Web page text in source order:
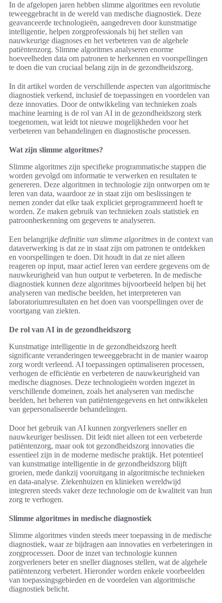
In de afgelopen jaren hebben slimme algoritmes een revolutie
teweeggebracht in de wereld van medische diagnostiek. Deze
geavanceerde technologieën, aangedreven door kunstmatige
intelligentie, helpen zorgprofessionals bij het stellen van
nauwkeurige diagnoses en het verbeteren van de algehele
patiëntenzorg. Slimme algoritmes analyseren enorme
hoeveelheden data om patronen te herkennen en voorspellingen
te doen die van cruciaal belang zijn in de gezondheidszorg.
In dit artikel worden de verschillende aspecten van algoritmische
diagnostiek verkend, inclusief de toepassingen en voordelen van
deze innovaties. Door de ontwikkeling van technieken zoals
machine learning is de rol van AI in de gezondheidszorg sterk
toegenomen, wat leidt tot nieuwe mogelijkheden voor het
verbeteren van behandelingen en diagnostische processen.
Wat zijn slimme algoritmes?
Slimme algoritmes zijn specifieke programmatische stappen die
worden gevolgd om informatie te verwerken en resultaten te
genereren. Deze algoritmen in technologie zijn ontworpen om te
leren van data, waardoor ze in staat zijn om beslissingen te
nemen zonder dat elke taak expliciet geprogrammeerd hoeft te
worden. Ze maken gebruik van technieken zoals statistiek en
patroonherkenning om gegevens te analyseren.
Een belangrijke definitie van slimme algoritmes in de context van
dataverwerking is dat ze in staat zijn om patronen te ontdekken
en voorspellingen te doen. Dit houdt in dat ze niet alleen
reageren op input, maar actief leren van eerdere gegevens om de
nauwkeurigheid van hun output te verbeteren. In de medische
diagnostiek kunnen deze algoritmes bijvoorbeeld helpen bij het
analyseren van medische beelden, het interpreteren van
laboratoriumresultaten en het doen van voorspellingen over de
voortgang van ziekten.
De rol van AI in de gezondheidszorg
Kunstmatige intelligentie in de gezondheidszorg heeft
significante veranderingen teweeggebracht in de manier waarop
zorg wordt verleend. AI toepassingen optimaliseren processen,
verhogen de efficiëntie en verbeteren de nauwkeurigheid van
medische diagnoses. Deze technologieën worden ingezet in
verschillende domeinen, zoals het analyseren van medische
beelden, het beheren van patiëntengegevens en het ontwikkelen
van gepersonaliseerde behandelingen.
Door het gebruik van AI kunnen zorgverleners sneller en
nauwkeuriger beslissen. Dit leidt niet alleen tot een verbeterde
patiëntenzorg, maar ook tot gezondheidszorg innovaties die
essentieel zijn in de moderne medische praktijk. Het potentieel
van kunstmatige intelligentie in de gezondheidszorg blijft
groeien, mede dankzij vooruitgang in algoritmische technieken
en data-analyse. Ziekenhuizen en klinieken wereldwijd
integreren steeds vaker deze technologie om de kwaliteit van hun
zorg te verhogen.
Slimme algoritmes in medische diagnostiek
Slimme algoritmes vinden steeds meer toepassing in de medische
diagnostiek, waar ze bijdragen aan innovaties en verbeteringen in
zorgprocessen. Door de inzet van technologie kunnen
zorgverleners beter en sneller diagnoses stellen, wat de algehele
patiëntenzorg verbetert. Hieronder worden enkele voorbeelden
van toepassingsgebieden en de voordelen van algoritmische
diagnostiek belicht.